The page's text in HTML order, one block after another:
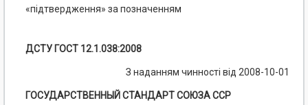
«підтвердження» за позначенням
ДСТУ ГОСТ 12.1.038:2008
З наданням чинності від 2008-10-01
ГОСУДАРСТВЕННЫЙ СТАНДАРТ СОЮЗА ССР